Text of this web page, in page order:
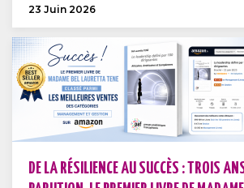
23 Juin 2026
DE LA RÉSILIENCE AU SUCCÈS : TROIS